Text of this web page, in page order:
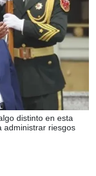
distinto en esta
administrar riesgos